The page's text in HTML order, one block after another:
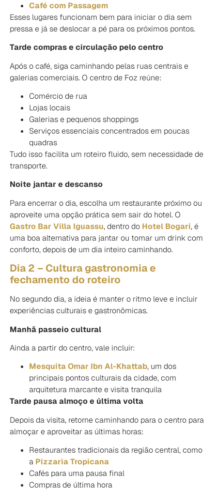
Café com Passagem
Esses lugares funcionam bem para iniciar o dia sem
pressa e já se deslocar a pé para os próximos pontos.
Tarde compras e circulação pelo centro
Após o café, siga caminhando pelas ruas centrais e
galerias comerciais. O centro de Foz reúne:
Comércio de rua
Lojas locais
Galerias e pequenos shoppings
Serviços essenciais concentrados em poucas
quadras
Tudo isso facilita um roteiro fluido, sem necessidade de
transporte.
Noite jantar e descanso
Para encerrar o dia, escolha um restaurante próximo ou
aproveite uma opção prática sem sair do hotel. O
Gastro Bar Villa Iguassu, dentro do Hotel Bogari, é
uma boa alternativa para jantar ou tomar um drink com
conforto, depois de um dia inteiro caminhando.
Dia 2 – Cultura gastronomia e
fechamento do roteiro
No segundo dia, a ideia é manter o ritmo leve e incluir
experiências culturais e gastronômicas.
Manhã passeio cultural
Ainda a partir do centro, vale incluir:
Mesquita Omar Ibn Al-Khattab, um dos
principais pontos culturais da cidade, com
arquitetura marcante e visita tranquila
Tarde pausa almoço e última volta
Depois da visita, retorne caminhando para o centro para
almoçar e aproveitar as últimas horas:
Restaurantes tradicionais da região central, como
a Pizzaria Tropicana
Cafés para uma pausa final
Compras de última hora